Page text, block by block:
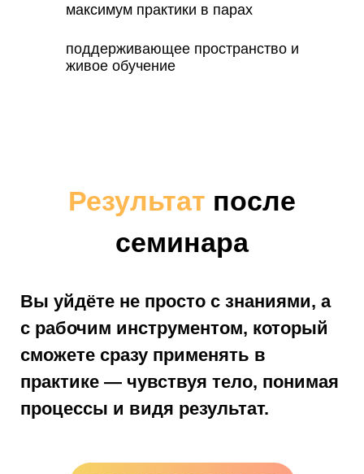
максимум практики в парах
поддерживающее пространство и
живое обучение
Результат после
семинара
Вы уйдёте не просто с знаниями, а
с рабочим инструментом, который
сможете сразу применять в
практике — чувствуя тело, понимая
процессы и видя результат.